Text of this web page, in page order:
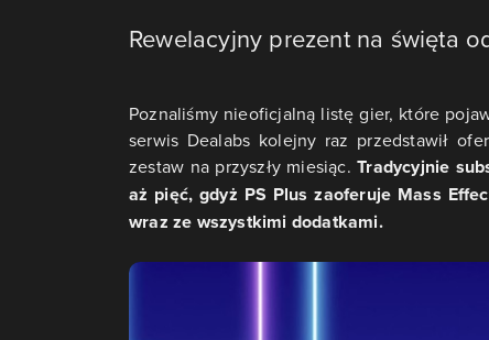
Rewelacyjny prezent na święta
Poznaliśmy nieoficjalną listę gier, które
serwis Dealabs kolejny raz przedstawił
zestaw na przyszły miesiąc.Tradycyjnie
aż pięć, gdyż PS Plus zaoferuje Mass
wraz ze wszystkimi dodatkami.